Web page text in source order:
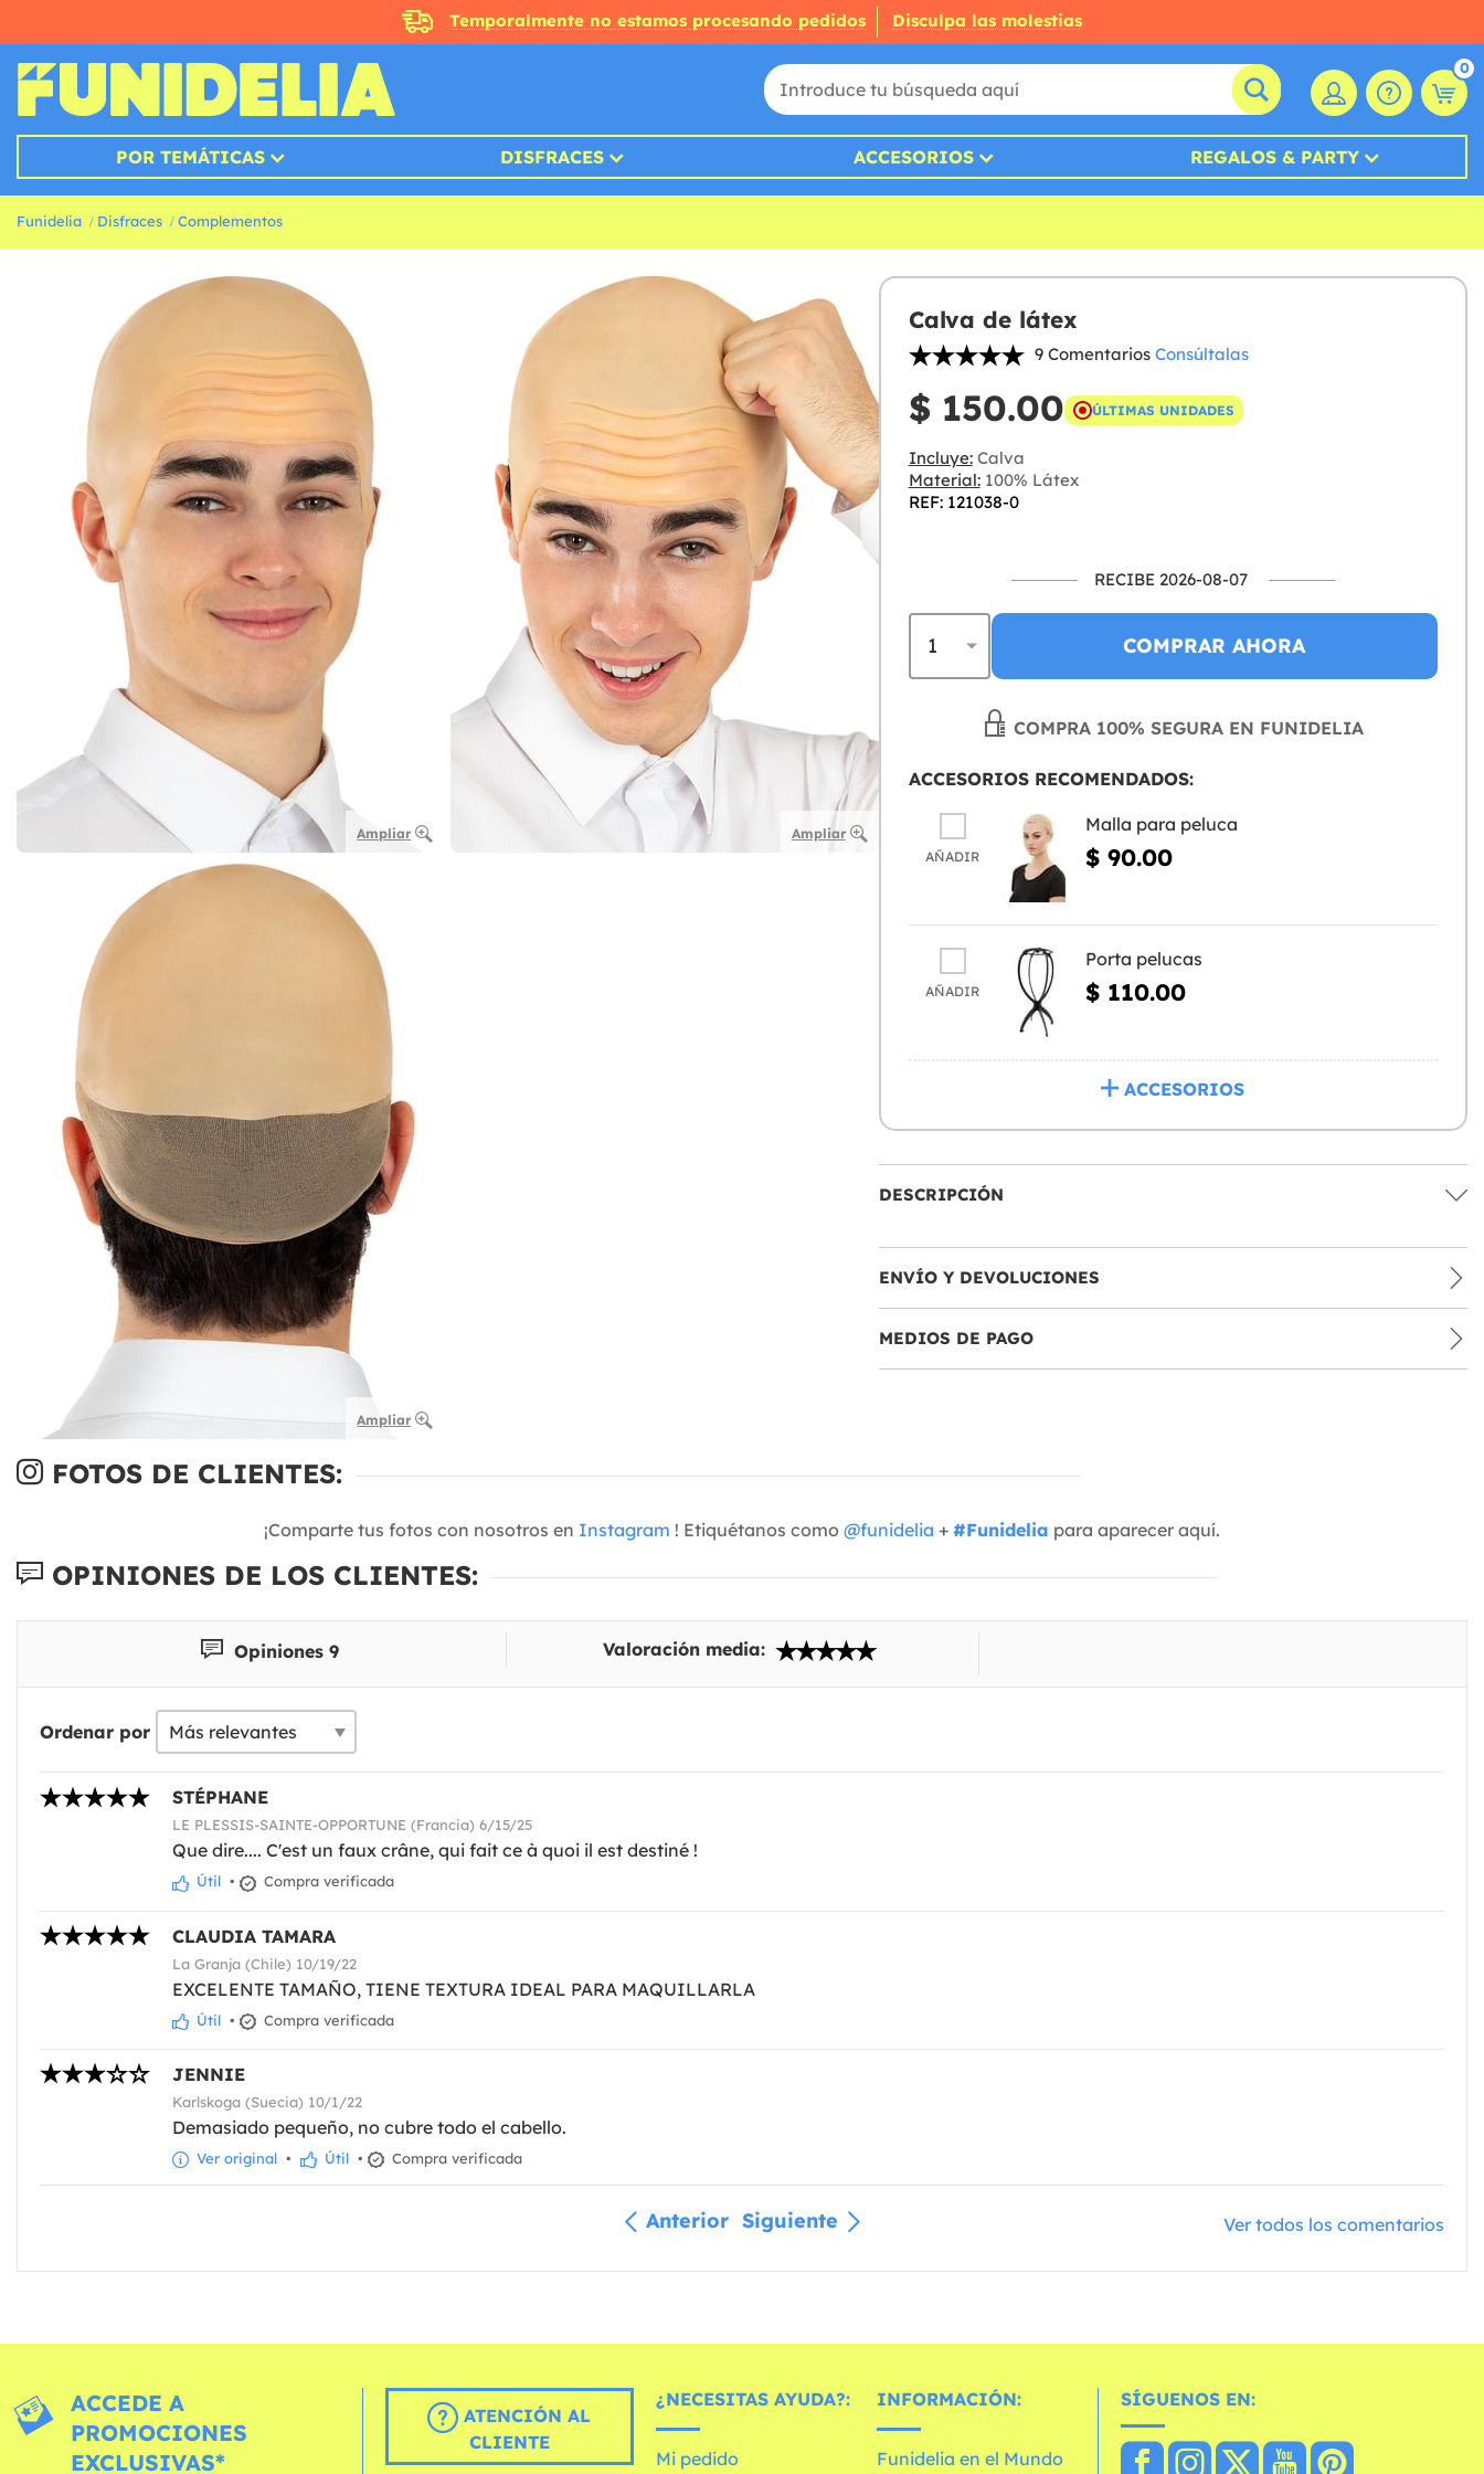
Temporalmente no estamos procesando pedidos Disculpa las molestias
0
POR TEMÁTICAS DISFRACES ACCESORIOS REGALOS & PARTY
Funidelia Disfraces Complementos
Ampliar Ampliar
Ampliar
Calva de látex
9 Comentarios Consúltalas
$ 150.00 ÚLTIMAS UNIDADES
Incluye:Calva
Material:100% Látex
REF: 121038-0
RECIBE 2026-08-07
COMPRAR AHORA
COMPRA 100% SEGURA EN FUNIDELIA
ACCESORIOS RECOMENDADOS:
AÑADIR
Malla para peluca
$ 90.00
AÑADIR
Porta pelucas
$ 110.00
ACCESORIOS
DESCRIPCIÓN
ENVÍO Y DEVOLUCIONES
MEDIOS DE PAGO
FOTOS DE CLIENTES:
¡Comparte tus fotos con nosotros en Instagram ! Etiquétanos como @funidelia + #Funidelia para aparecer aquí.
OPINIONES DE LOS CLIENTES:
Opiniones 9 Valoración media:
Ordenar por
STÉPHANE
LE PLESSIS-SAINTE-OPPORTUNE (Francia) 6/15/25
Que dire.... C'est un faux crâne, qui fait ce à quoi il est destiné !
Útil • Compra verificada
CLAUDIA TAMARA
La Granja (Chile) 10/19/22
EXCELENTE TAMAÑO, TIENE TEXTURA IDEAL PARA MAQUILLARLA
Útil • Compra verificada
JENNIE
Karlskoga (Suecia) 10/1/22
Demasiado pequeño, no cubre todo el cabello.
Ver original • Útil • Compra verificada
Anterior Siguiente Ver todos los comentarios
ACCEDE A
PROMOCIONES
EXCLUSIVAS*
ATENCIÓN AL
CLIENTE
¿NECESITAS AYUDA?:
Mi pedido
INFORMACIÓN:
Funidelia en el Mundo
SÍGUENOS EN: